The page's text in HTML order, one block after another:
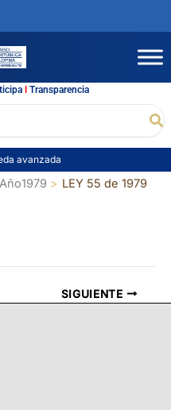
l Transparencia
avanzada
LEY 55 de 1979
SIGUIENTE